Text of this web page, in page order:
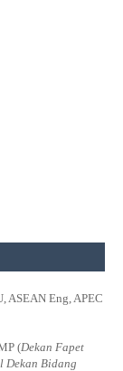
ASEAN Eng, APEC
(Dekan Fapet
Dekan Bidang